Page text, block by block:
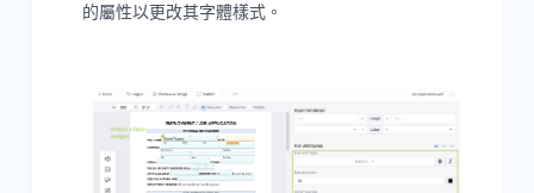
的屬性以更改其字體樣式。